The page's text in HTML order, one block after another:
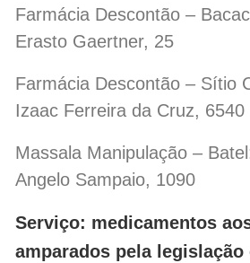
Farmácia Descontão –
Erasto Gaertner, 25
Farmácia Descontão – Sítio
Izaac Ferreira da Cruz, 6540
Massala Manipulação –
Angelo Sampaio, 1090
Serviço: medicamentos
amparados pela